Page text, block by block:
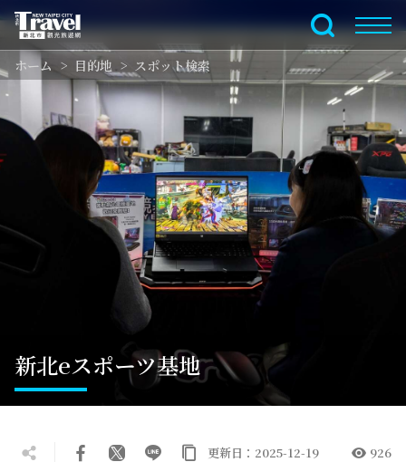
ン
コ
ン
テ
ツ
シ
全文検索
ホーム 目的地 スポット検索
新北eスポーツ基地
更新日：2025-12-19 926